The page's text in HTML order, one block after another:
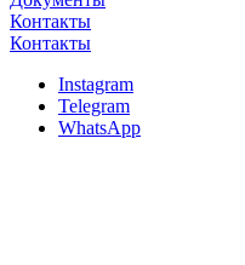
Контакты
Контакты
Instagram
Telegram
WhatsApp